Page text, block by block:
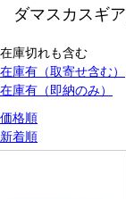
ダマスカスギア
在庫切れも含む
在庫有（取寄せ含む）
在庫有（即納のみ）
価格順
新着順